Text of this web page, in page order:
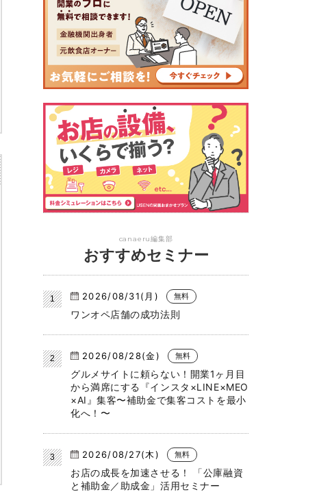
canaeru編集部
おすすめセミナー
2026/08/31(月) 無料
ワンオペ店舗の成功法則
2026/08/28(金) 無料
グルメサイトに頼らない！開業1ヶ月目
から満席にする『インスタ×LINE×MEO
×AI』集客〜補助金で集客コストを最小
化へ！〜
2026/08/27(木) 無料
お店の成長を加速させる！ 「公庫融資
と補助金／助成金」活用セミナー